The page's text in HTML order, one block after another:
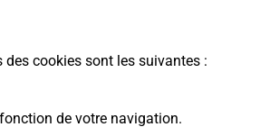
cookies sont les suivantes :
de votre navigation.
votre bureau de Poste à TOURNES.